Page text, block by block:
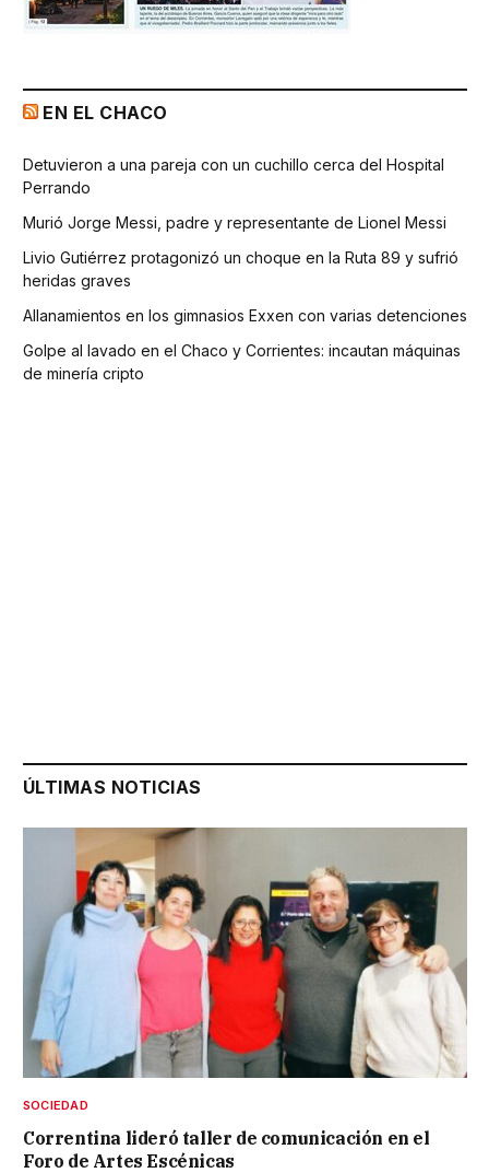
EN EL CHACO
Detuvieron a una pareja con un cuchillo cerca del Hospital
Perrando
Murió Jorge Messi, padre y representante de Lionel Messi
Livio Gutiérrez protagonizó un choque en la Ruta 89 y sufrió
heridas graves
Allanamientos en los gimnasios Exxen con varias detenciones
Golpe al lavado en el Chaco y Corrientes: incautan máquinas
de minería cripto
ÚLTIMAS NOTICIAS
SOCIEDAD
Correntina lideró taller de comunicación en el
Foro de Artes Escénicas